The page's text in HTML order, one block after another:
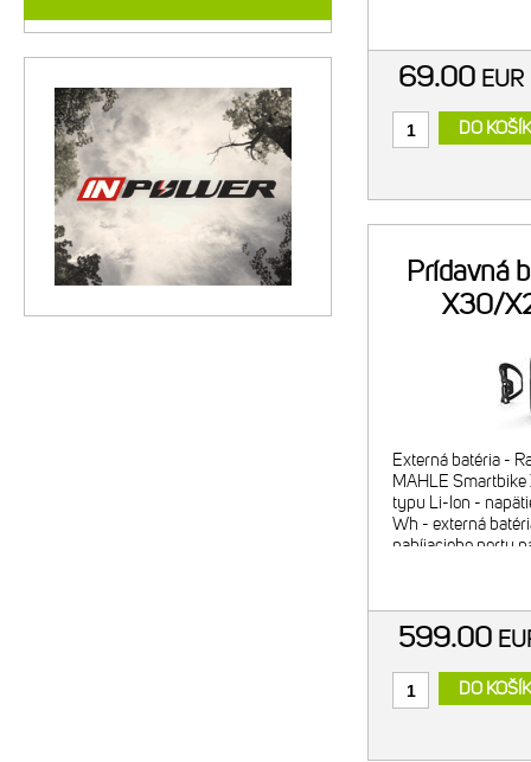
69.00
DO
Prídavná
X30/
Externá batéria -
MAHLE
typu Li-Ion -
Wh - externá
nabíjacieho portu
599.00
DO